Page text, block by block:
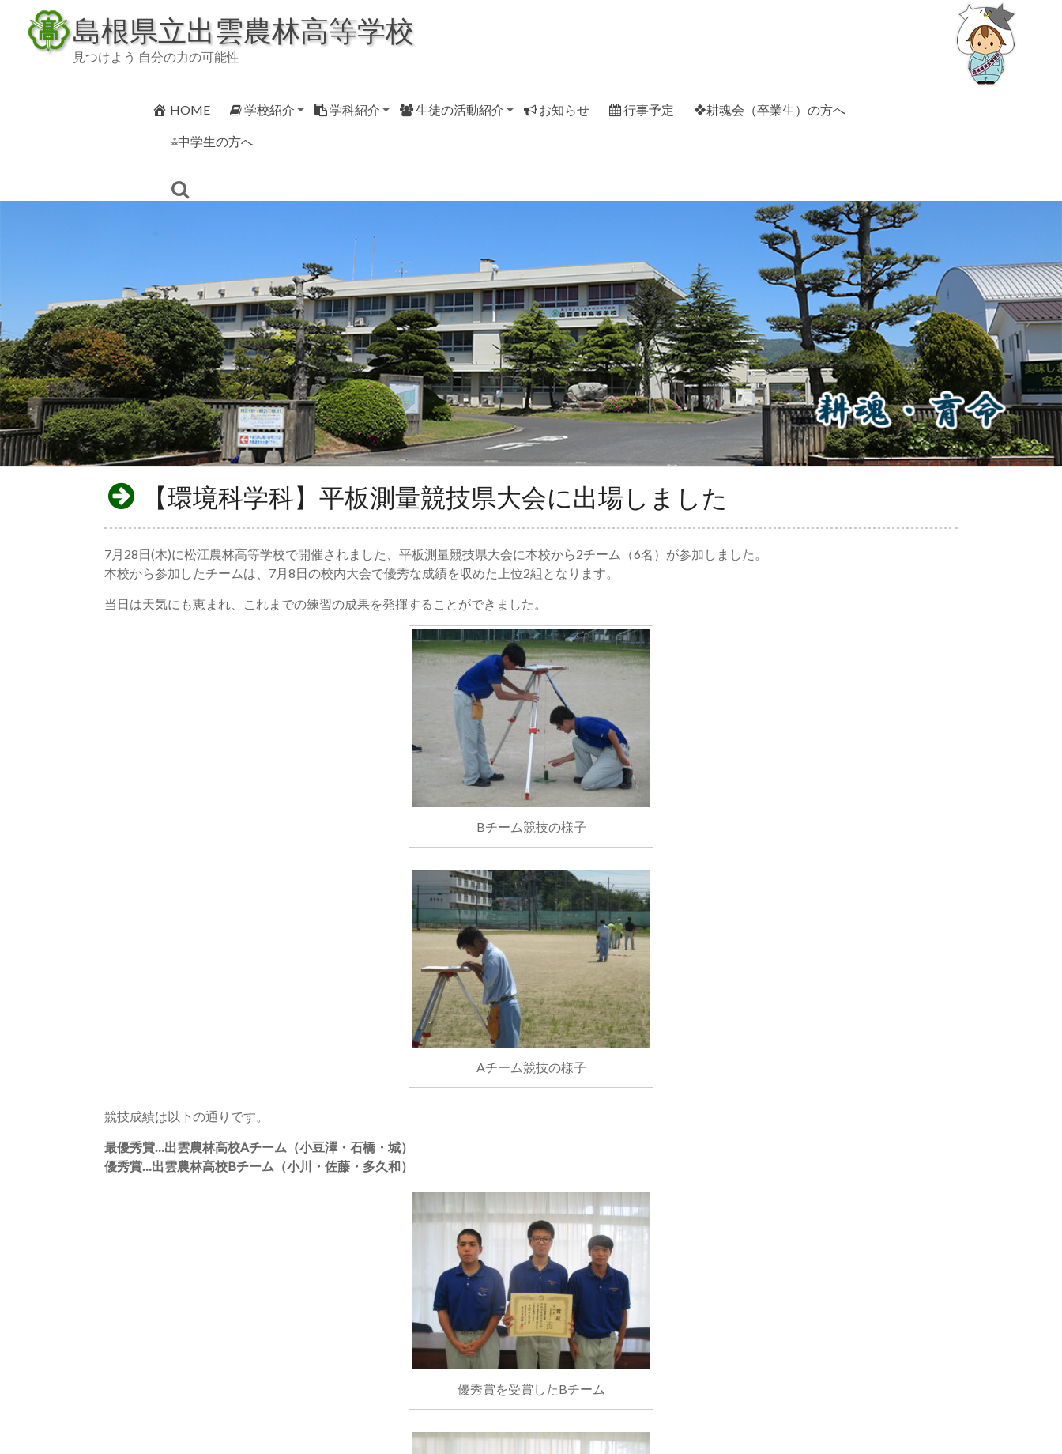
content
島根県立出雲農林高等学校
見つけよう 自分の力の可能性
HOME 学校紹介 学科紹介 生徒の活動紹介 お知らせ 行事予定 ❖耕魂会（卒業生）の方へ
⁂中学生の方へ
【環境科学科】平板測量競技県大会に出場しました
7月28日(木)に松江農林高等学校で開催されました、平板測量競技県大会に本校から2チーム（6名）が参加しました。
本校から参加したチームは、7月8日の校内大会で優秀な成績を収めた上位2組となります。
当日は天気にも恵まれ、これまでの練習の成果を発揮することができました。
Bチーム競技の様子
Aチーム競技の様子
競技成績は以下の通りです。
最優秀賞…出雲農林高校Aチーム（小豆澤・石橋・城）
優秀賞…出雲農林高校Bチーム（小川・佐藤・多久和）
優秀賞を受賞したBチーム